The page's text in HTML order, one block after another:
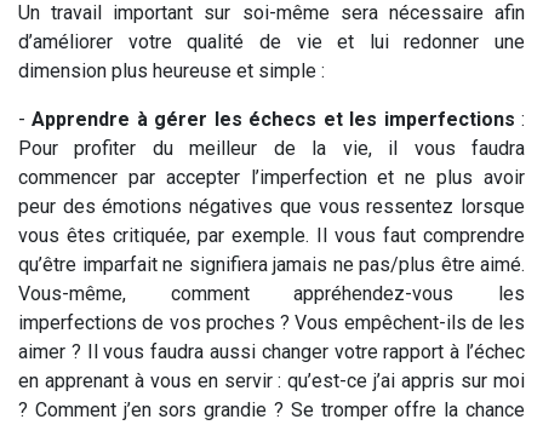
Un travail important sur soi-même sera nécessaire afin
d’améliorer votre qualité de vie et lui redonner une
dimension plus heureuse et simple :
-Apprendre à gérer les échecs et les imperfections :
Pour profiter du meilleur de la vie, il vous faudra
commencer par accepter l’imperfection et ne plus avoir
peur des émotions négatives que vous ressentez lorsque
vous êtes critiquée, par exemple. Il vous faut comprendre
qu’être imparfait ne signifiera jamais ne pas/plus être aimé.
Vous-même, comment appréhendez-vous les
imperfections de vos proches ? Vous empêchent-ils de les
aimer ? Il vous faudra aussi changer votre rapport à l’échec
en apprenant à vous en servir : qu’est-ce j’ai appris sur moi
? Comment j’en sors grandie ? Se tromper offre la chance